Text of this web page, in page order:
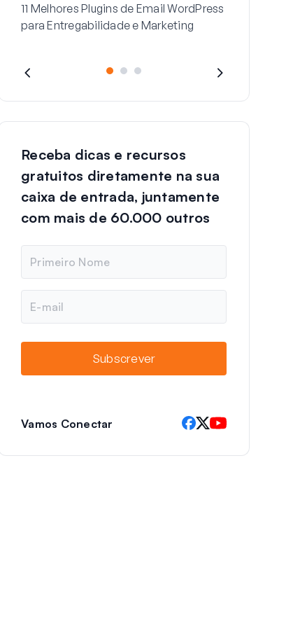
11 Melhores Plugins de Email WordPress
para Entregabilidade e Marketing
Receba dicas e recursos
gratuitos diretamente na sua
caixa de entrada, juntamente
com mais de 60.000 outros
m
e
m
Subscrever
Vamos Conectar